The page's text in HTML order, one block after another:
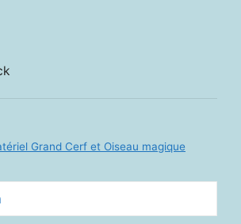
Grand Cerf et Oiseau magique